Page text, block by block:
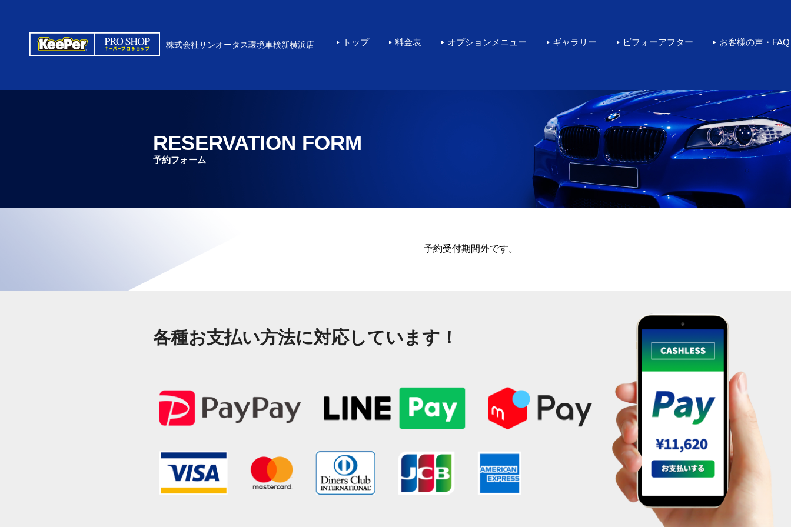
トップ 料金表 オプションメニュー ギャラリー ビフォーアフター お客様の声・FAQ
株式会社サンオータス環境車検新横浜店 横浜で高品質なKeePerカーコーティングをするなら環
RESERVATION FORM
予約フォーム
予約受付期間外です。
各種お支払い方法に対応しています！